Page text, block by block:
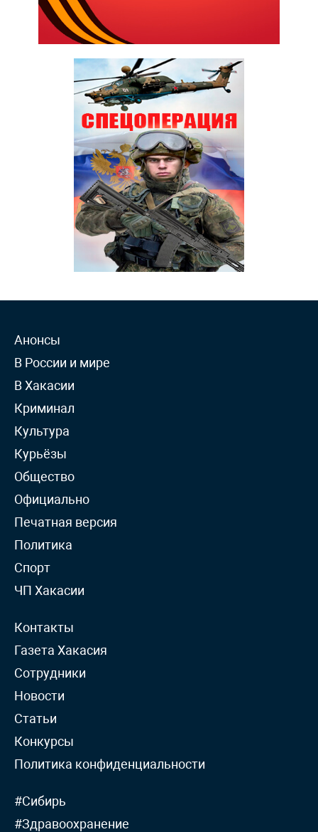
Анонсы
В России и мире
В Хакасии
Криминал
Культура
Курьёзы
Общество
Официально
Печатная версия
Политика
Спорт
ЧП Хакасии
Контакты
Газета Хакасия
Сотрудники
Новости
Статьи
Конкурсы
Политика конфиденциальности
#Сибирь
#Здравоохранение